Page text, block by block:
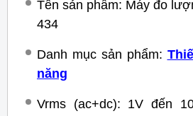
Tên sản phẩm: Máy đo
434
Danh mục sản phẩm:
năng
Vrms (ac+dc): 1V đến